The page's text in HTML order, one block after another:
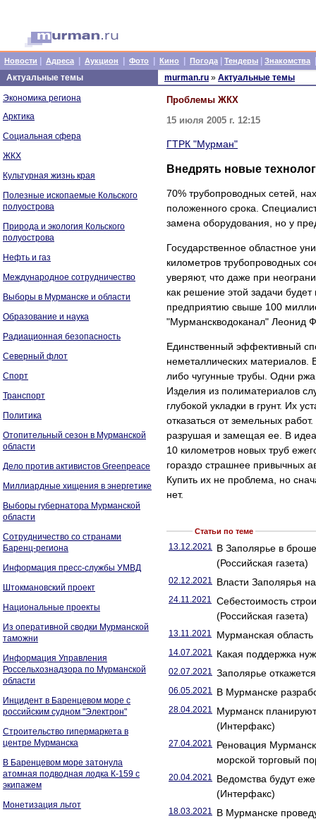
Новости Адреса Аукцион Фото Кино Погода Тендеры Знакомства
Актуальные темы
Экономика региона
Арктика
Социальная сфера
ЖКХ
Культурная жизнь края
Полезные ископаемые Кольского
полуострова
Природа и экология Кольского
полуострова
Нефть и газ
Международное сотрудничество
Выборы в Мурманске и области
Образование и наука
Радиационная безопасность
Северный флот
Спорт
Транспорт
Политика
Отопительный сезон в Мурманской
области
Дело против активистов Greenpeace
Миллиардные хищения в энергетике
Выборы губернатора Мурманской
области
Сотрудничество со странами
Баренц-региона
Информация пресс-службы УМВД
Штокмановский проект
Национальные проекты
Из оперативной сводки Мурманской
таможни
Информация Управления
Россельхознадзора по Мурманской
области
Инцидент в Баренцевом море с
российским судном "Электрон"
Строительство гипермаркета в
центре Мурманска
В Баренцевом море затонула
атомная подводная лодка К-159 с
экипажем
Монетизация льгот
murman.ru » Актуальные темы
Проблемы ЖКХ
15 июля 2005 г. 12:15
ГТРК "Мурман"
Внедрять новые
70% трубопроводных сетей,
положенного срока.
замена оборудования, но у
Государственное областное
километров трубопроводных
уверяют, что даже при
как решение этой задачи
предприятию свыше 100
"Мурманскводоканал" Леонид
Единственный эффективный
неметаллических материалов.
либо чугунные трубы. Одни
Изделия из полиматериалов
глубокой укладки в грунт. Их
отказаться от земельных
разрушая и замещая ее. В
10 километров новых труб
гораздо страшнее привычных
Купить их не проблема, но
нет.
Статьи по теме
13.12.2021 В Заполярье в
(Российская газета)
02.12.2021 Власти Заполярья
24.11.2021 Себестоимость
(Российская газета)
13.11.2021 Мурманская
14.07.2021 Какая поддержка
02.07.2021 Заполярье
06.05.2021 В Мурманске
28.04.2021 Мурманск
(Интерфакс)
27.04.2021 Реновация
морской торговый
20.04.2021 Ведомства будут
(Интерфакс)
18.03.2021 В Мурманске